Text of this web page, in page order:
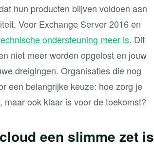
hun producten blijven voldoen aan
Voor Exchange Server 2016 en
ondersteuning meer is. Dit
niet meer worden opgelost en jouw
dreigingen. Organisaties die nog
een belangrijke keuze: hoe zorg je
ook klaar is voor de toekomst?
een slimme zet is